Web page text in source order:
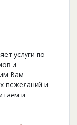
услуги по
и
Вам
пожеланий и
и ...